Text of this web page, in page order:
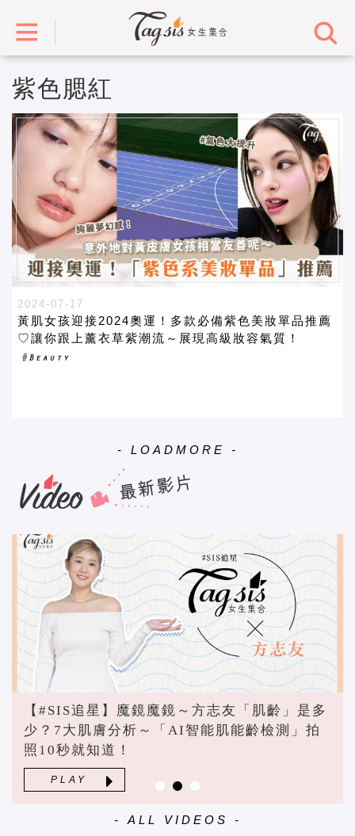
紫色腮紅
2024-07-17
黃肌女孩迎接2024奧運！多款必備紫色美妝單品推薦
♡讓你跟上薰衣草紫潮流～展現高級妝容氣質！
- LOADMORE -
【#SIS追星】魔鏡魔鏡～方志友「肌齡」是多
少？7大肌膚分析～「AI智能肌能齡檢測」拍
照10秒就知道！
PLAY
- ALL VIDEOS -